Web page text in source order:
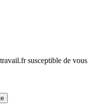
susceptible de vous